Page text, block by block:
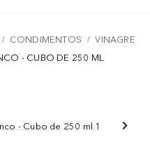
CONDIMENTOS
VINAGRE
- CUBO DE 250 ML